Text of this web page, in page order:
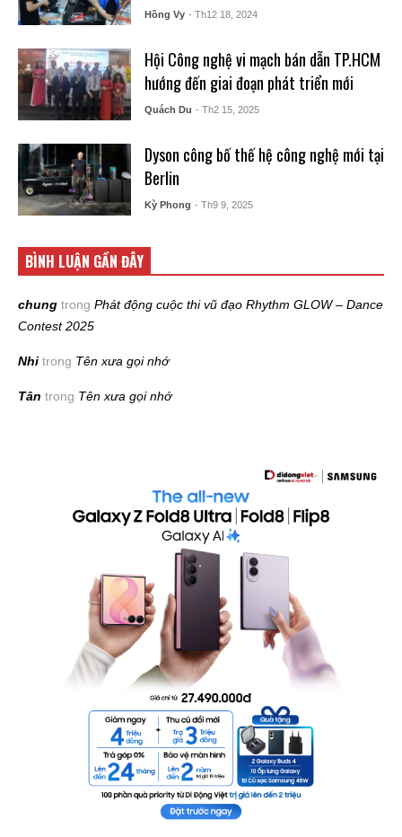
Hồng Vy - Th12 18, 2024
Hội Công nghệ vi mạch bán dẫn TP.HCM
hướng đến giai đoạn phát triển mới
Quách Du - Th2 15, 2025
Dyson công bố thế hệ công nghệ mới tại
Berlin
Kỳ Phong - Th9 9, 2025
BÌNH LUẬN GẦN ĐÂY
chung trong Phát động cuộc thi vũ đạo Rhythm GLOW – Dance
Contest 2025
Nhi trong Tên xưa gọi nhớ
Tân trong Tên xưa gọi nhớ